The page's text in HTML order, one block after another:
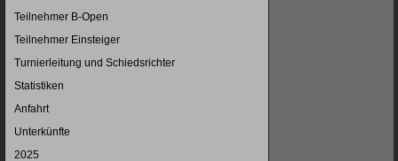
Teilnehmer B-Open
Teilnehmer Einsteiger
Turnierleitung und Schiedsrichter
Statistiken
Anfahrt
Unterkünfte
2025